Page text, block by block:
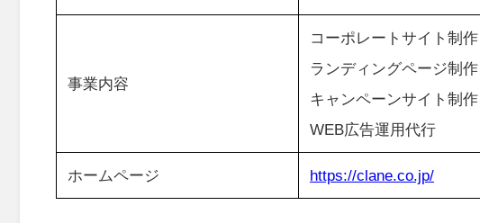
事業内容
コーポレートサイト制作
ランディングページ制作
キャンペーンサイト制作
WEB広告運用代行
ホームページ https://clane.co.jp/